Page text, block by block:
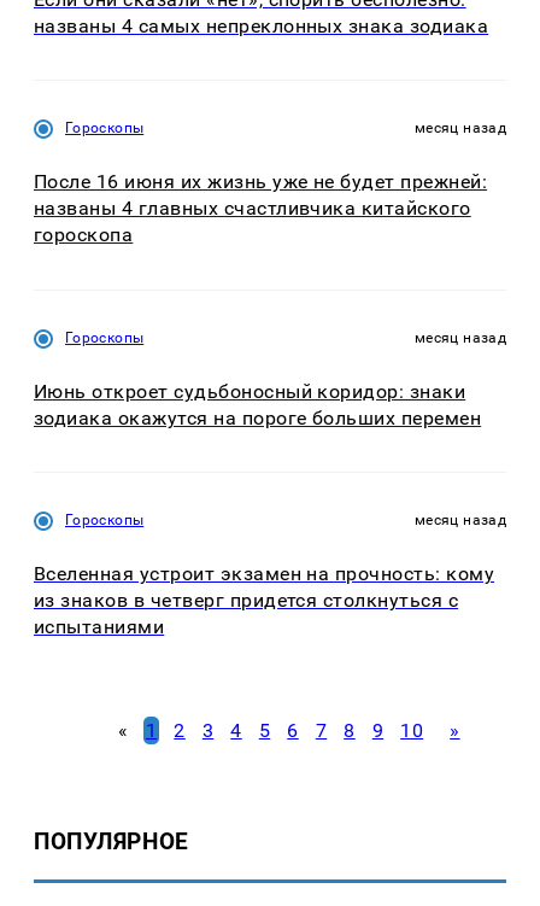
названы 4 самых непреклонных знака зодиака
Гороскопы месяц назад
После 16 июня их жизнь уже не будет прежней:
названы 4 главных счастливчика китайского
гороскопа
Гороскопы месяц назад
Июнь откроет судьбоносный коридор: знаки
зодиака окажутся на пороге больших перемен
Гороскопы месяц назад
Вселенная устроит экзамен на прочность: кому
из знаков в четверг придется столкнуться с
испытаниями
« 1 2 3 4 5 6 7 8 9 10 »
ПОПУЛЯРНОЕ